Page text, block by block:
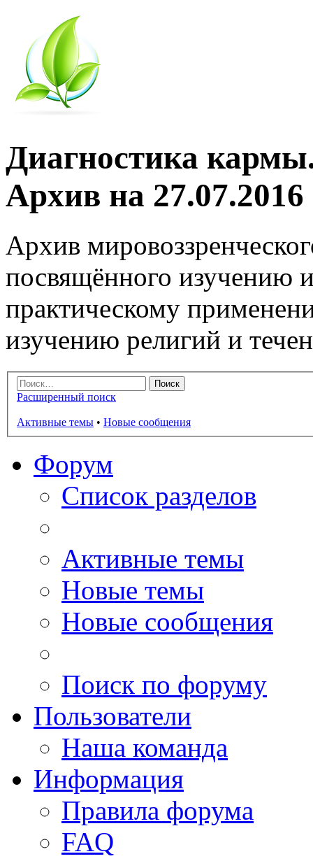
Диагностика
Архив на 27.07.2016
Архив
посвящённого изучению
практическому
изучению религий и
Расширенный поиск
Активные темы • Новые сообщения
Форум
Список разделов
Активные темы
Новые темы
Новые сообщения
Поиск по форуму
Пользователи
Наша команда
Информация
Правила форума
FAQ